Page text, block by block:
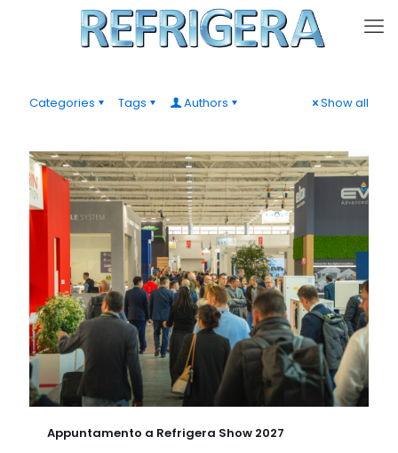
Categories Tags Authors Show all
Appuntamento a Refrigera Show 2027